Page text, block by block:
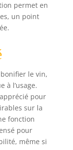
permet en
un point
le vin,
à l’usage.
pour
sur la
fonction
pour
même si